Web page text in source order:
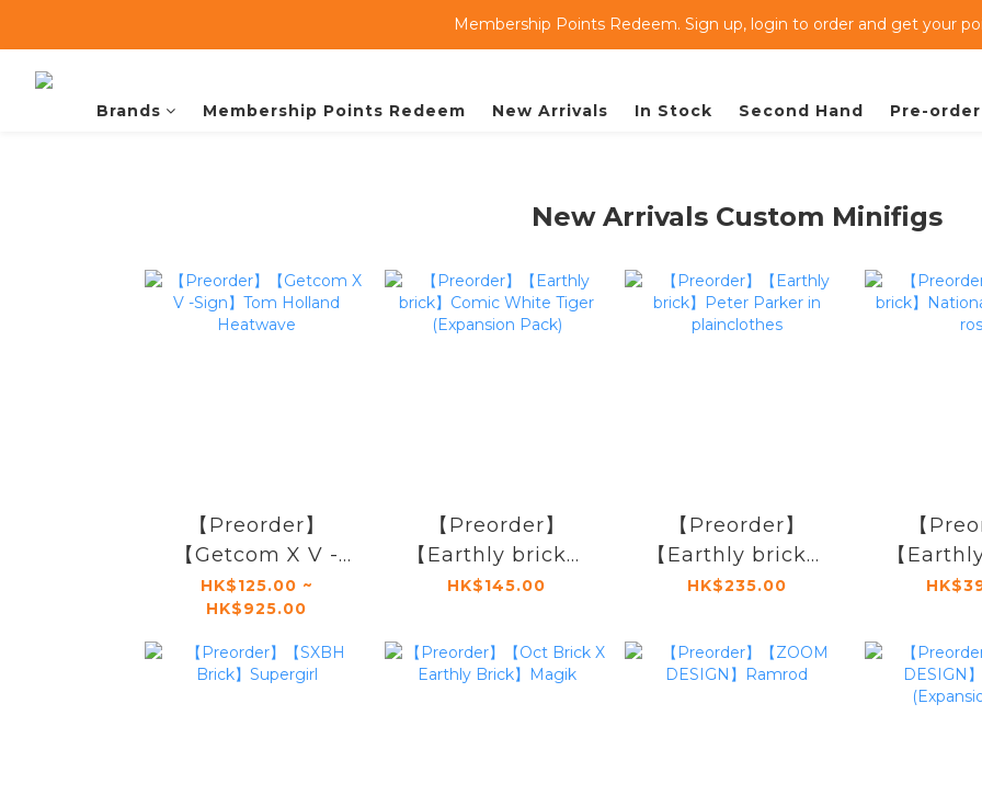
Membership Points Redeem. Sign up, login to order and get your
Brands
Membership Points Redeem New Arrivals In Stock Second Hand Pre-order
New Arrivals Custom Minifigs
【Preorder】
【Getcom X V -
Sign】Tom
Holland Heatwave
HK$125.00 ~
HK$925.00
【Preorder】
【Earthly brick】
Comic White Tiger
HK$145.00
【Preorder】
【Earthly brick】
Peter Parker in
HK$235.00
【
【